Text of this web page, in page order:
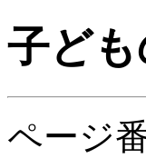
子ど
ページ